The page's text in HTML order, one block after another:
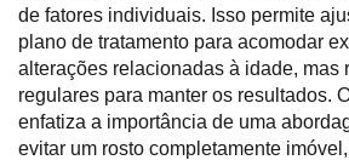
de fatores individuais. Isso permite
plano de tratamento para acomodar
alterações relacionadas à idade, mas
regulares para manter os resultados.
enfatiza a importância de uma
evitar um rosto completamente